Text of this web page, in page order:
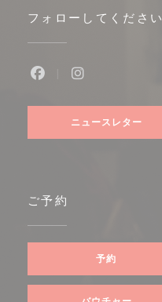
フォローしてください
ニュースレター
ご予約
予約